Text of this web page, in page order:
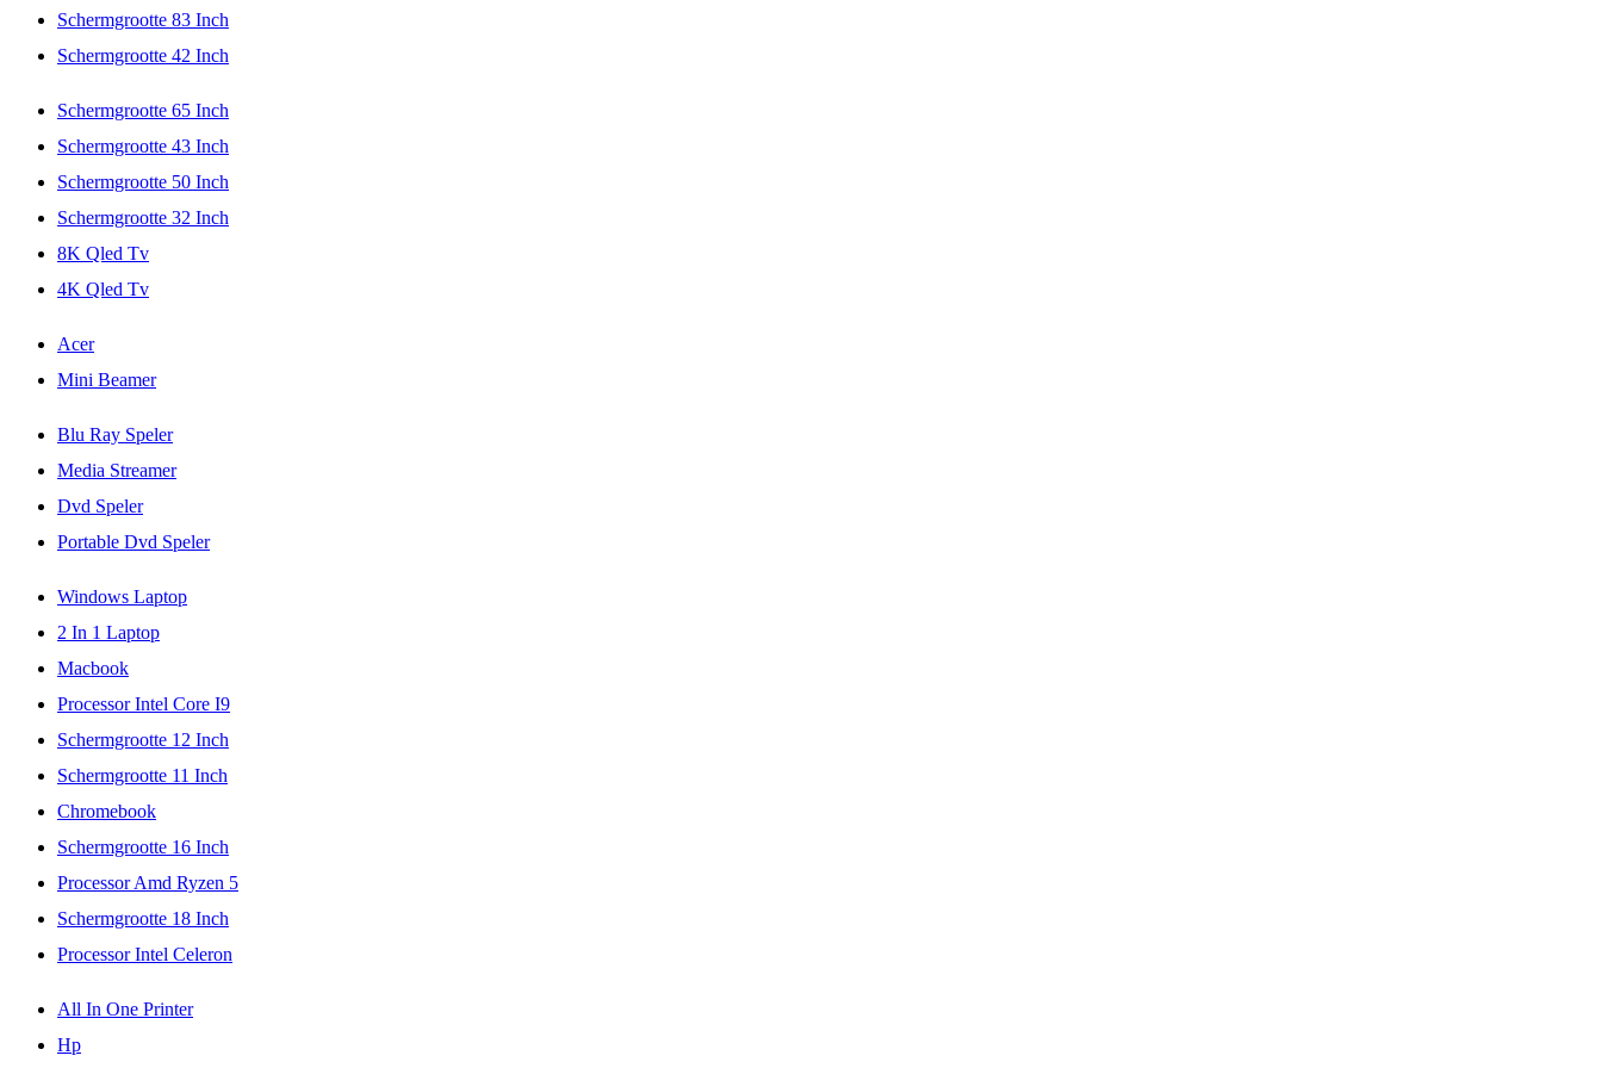
Schermgrootte 83 Inch
Schermgrootte 42 Inch
Schermgrootte 65 Inch
Schermgrootte 43 Inch
Schermgrootte 50 Inch
Schermgrootte 32 Inch
8K Qled Tv
4K Qled Tv
Acer
Mini Beamer
Blu Ray Speler
Media Streamer
Dvd Speler
Portable Dvd Speler
Windows Laptop
2 In 1 Laptop
Macbook
Processor Intel Core I9
Schermgrootte 12 Inch
Schermgrootte 11 Inch
Chromebook
Schermgrootte 16 Inch
Processor Amd Ryzen 5
Schermgrootte 18 Inch
Processor Intel Celeron
All In One Printer
Hp